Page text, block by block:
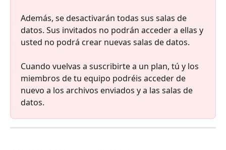
Además, se desactivarán todas sus salas de
datos. Sus invitados no podrán acceder a ellas y
usted no podrá crear nuevas salas de datos.
Cuando vuelvas a suscribirte a un plan, tú y los
miembros de tu equipo podréis acceder de
nuevo a los archivos enviados y a las salas de
datos.